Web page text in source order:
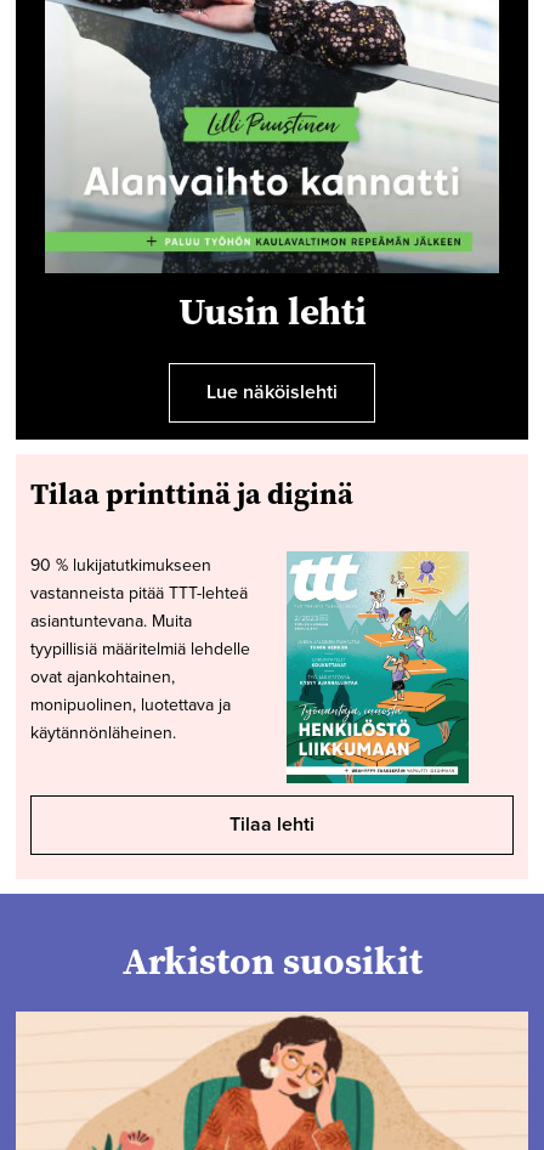
Uusin lehti
Lue näköislehti
Tilaa printtinä ja diginä
90 % lukijatutkimukseen
vastanneista pitää TTT-lehteä
asiantuntevana. Muita
tyypillisiä määritelmiä lehdelle
ovat ajankohtainen,
monipuolinen, luotettava ja
käytännönläheinen.
Tilaa lehti
Arkiston suosikit